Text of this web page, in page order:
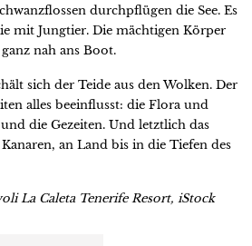
durchpflügen die See. Es
mit Jungtier. Die mächtigen Körper
nah ans Boot.
sich der Teide aus den Wolken. Der
alles beeinflusst: die Flora und
die Gezeiten. Und letztlich das
an Land bis in die Tiefen des
La Caleta Tenerife Resort, iStock